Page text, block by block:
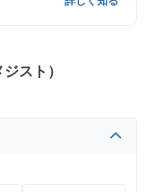
スト）